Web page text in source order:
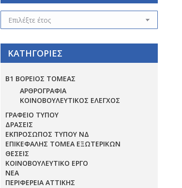
ΑΡΧΕΙΟ
ΚΑΤΗΓΟΡΙΕΣ
Β1 ΒΟΡΕΙΟΣ ΤΟΜΕΑΣ
ΑΡΘΡΟΓΡΑΦΙΑ
ΚΟΙΝΟΒΟΥΛΕΥΤΙΚΟΣ ΕΛΕΓΧΟΣ
ΓΡΑΦΕΙΟ ΤΥΠΟΥ
ΔΡΑΣΕΙΣ
ΕΚΠΡΟΣΩΠΟΣ ΤΥΠΟΥ ΝΔ
ΕΠΙΚΕΦΑΛΗΣ ΤΟΜΕΑ ΕΞΩΤΕΡΙΚΩΝ
ΘΕΣΕΙΣ
ΚΟΙΝΟΒΟΥΛΕΥΤΙΚΟ ΕΡΓΟ
ΝΕΑ
ΠΕΡΙΦΕΡΕΙΑ ΑΤΤΙΚΗΣ